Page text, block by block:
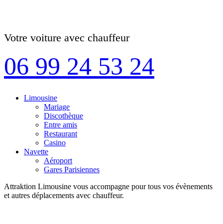
Votre voiture avec chauffeur
06 99 24 53 24
Limousine
Mariage
Discothèque
Entre amis
Restaurant
Casino
Navette
Aéroport
Gares Parisiennes
Attraktion Limousine vous accompagne pour tous vos évènements
et autres déplacements avec chauffeur.